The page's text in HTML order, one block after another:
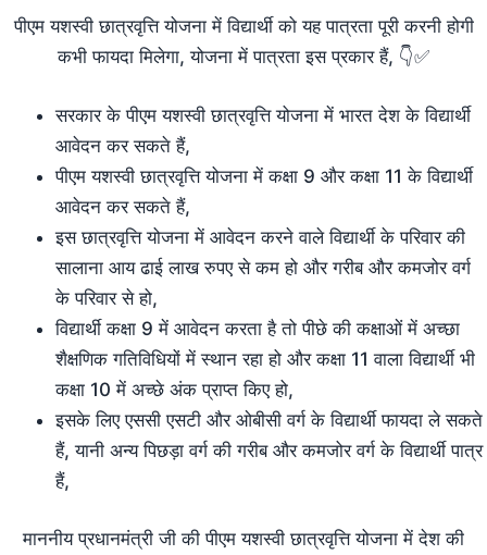
पीएम यशस्वी छात्रवृत्ति योजना में विद्यार्थी को यह पात्रता पूरी करनी होगी
कभी फायदा मिलेगा, योजना में पात्रता इस प्रकार हैं, 👇✅
सरकार के पीएम यशस्वी छात्रवृत्ति योजना में भारत देश के विद्यार्थी
आवेदन कर सकते हैं,
पीएम यशस्वी छात्रवृत्ति योजना में कक्षा 9 और कक्षा 11 के विद्यार्थी
आवेदन कर सकते हैं,
इस छात्रवृत्ति योजना में आवेदन करने वाले विद्यार्थी के परिवार की
सालाना आय ढाई लाख रुपए से कम हो और गरीब और कमजोर वर्ग
के परिवार से हो,
विद्यार्थी कक्षा 9 में आवेदन करता है तो पीछे की कक्षाओं में अच्छा
शैक्षणिक गतिविधियों में स्थान रहा हो और कक्षा 11 वाला विद्यार्थी भी
कक्षा 10 में अच्छे अंक प्राप्त किए हो,
इसके लिए एससी एसटी और ओबीसी वर्ग के विद्यार्थी फायदा ले सकते
हैं, यानी अन्य पिछड़ा वर्ग की गरीब और कमजोर वर्ग के विद्यार्थी पात्र
हैं,
माननीय प्रधानमंत्री जी की पीएम यशस्वी छात्रवृत्ति योजना में देश की